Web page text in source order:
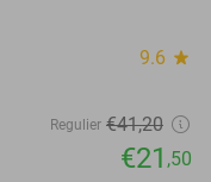
9.6 star
Regulier €41,20
€21 ,50